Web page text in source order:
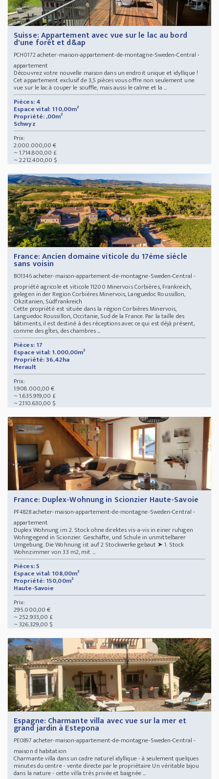
Suisse: Appartement avec vue sur le lac au bord
d'une forêt et d&ap
PCH0172acheter-maison-appartement-de-montagne-Sweden-Central -
appartement
Découvrez votre nouvelle maison dans un endroit unique et idyllique !
Cet appartement exclusif de 3,5 pièces vous offre non seulement une
vue sur le lac à couper le souffle, mais aussi le calme et la ...
Pièces: 4
Espace vital: 110,00m²
Propriété: ,00m²
Schwyz
Prix:
2.000.000,00 €
~ 1.714.800,00 £
~ 2.212.400,00 $
France: Ancien domaine viticole du 17ème siècle
sans voisin
BO1346acheter-maison-appartement-de-montagne-Sweden-Central -
propriété agricole et viticole 11200 Minervois Corbières, Frankreich,
gelegen in der Region Corbières Minervois, Languedoc Roussillon,
Okzitanien, Südfrankreich
Cette propriété est située dans la région Corbières Minervois,
Languedoc Roussillon, Occitanie, Sud de la France. Par la taille des
bâtiments, il est destiné à des réceptions avec ce qui est déjà présent,
comme des gÎtes, des chambres ...
Pièces: 17
Espace vital: 1.000,00m²
Propriété: 36,42ha
Herault
Prix:
1.908.000,00 €
~ 1.635.919,00 £
~ 2.110.630,00 $
France: Duplex-Wohnung in Scionzier Haute-Savoie
PF4828acheter-maison-appartement-de-montagne-Sweden-Central -
appartement
Duplex Wohnung im 2. Stock ohne direktes vis-a-vis in einer ruhigen
Wohngegend in Scionzier. Geschäfte, und Schule in unmittelbarer
Umgebung. Die Wohnung ist auf 2 Stockwerke gebaut ➤ 1. Stock
Wohnzimmer von 33 m2, mit ...
Pièces: 5
Espace vital: 108,00m²
Propriété: 150,00m²
Haute-Savoie
Prix:
295.000,00 €
~ 252.933,00 £
~ 326.329,00 $
Espagne: Charmante villa avec vue sur la mer et
grand jardin à Estepona
PE0897 acheter-maison-appartement-de-montagne-Sweden-Central -
maison d habitation
Charmante villa dans un cadre naturel idyllique - à seulement quelques
minutes du centre - vente directe par le propriétaire Un véritable bijou
dans la nature - cette villa très privée et baignée ...